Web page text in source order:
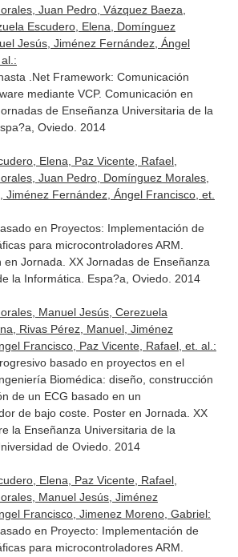
Juan Pedro, Vázquez Baeza,
Escudero, Elena, Domínguez
Jesús, Jiménez Fernández, Ángel
.Net Framework: Comunicación
mediante VCP. Comunicación en
de Enseñanza Universitaria de la
Oviedo. 2014
Elena, Paz Vicente, Rafael,
Juan Pedro, Domínguez Morales,
Jiménez Fernández, Ángel Francisco, et.
en Proyectos: Implementación de
para microcontroladores ARM.
en Jornada. XX Jornadas de Enseñanza
la Informática. Espa?a, Oviedo. 2014
Manuel Jesús, Cerezuela
Rivas Pérez, Manuel, Jiménez
Francisco, Paz Vicente, Rafael, et. al.:
basado en proyectos en el
Biomédica: diseño, construcción
de un ECG basado en un
de bajo coste. Poster en Jornada. XX
la Enseñanza Universitaria de la
de Oviedo. 2014
Elena, Paz Vicente, Rafael,
Manuel Jesús, Jiménez
Francisco, Jimenez Moreno, Gabriel:
en Proyecto: Implementación de
para microcontroladores ARM.